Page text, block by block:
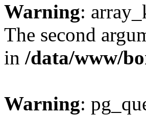
Warning:
The second
in /data/www/
Warning: